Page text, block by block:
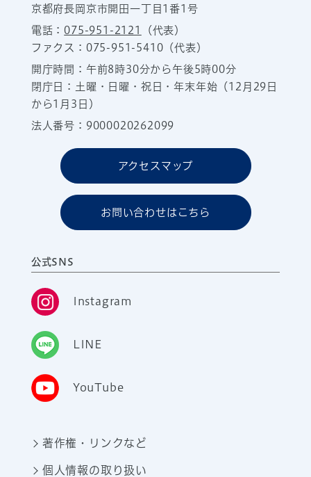
京都府長岡京市開田一丁目1番1号
電話：075-951-2121
（代表）
ファクス：075-951-5410（代表）
開庁時間：午前8時30分から午後5時00分
閉庁日：土曜・日曜・祝日・年末年始（12月29日
から1月3日）
法人番号：9000020262099
アクセスマップ
お問い合わせはこちら
公式SNS
Instagram
LINE
YouTube
著作権・リンクなど
個人情報の取り扱い